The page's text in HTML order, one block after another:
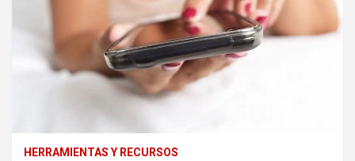
HERRAMIENTAS Y RECURSOS